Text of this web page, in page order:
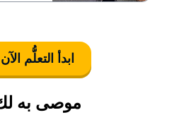
ابدأ التعلُّم الآن
موصى به